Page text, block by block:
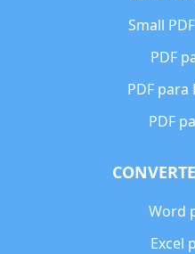
Small
PDF
PDF
PDF
Word
Excel